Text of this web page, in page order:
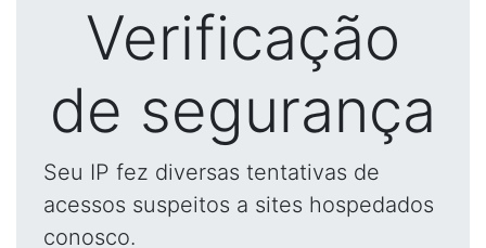
Verificação
de segurança
Seu IP fez diversas tentativas de
acessos suspeitos a sites hospedados
conosco.